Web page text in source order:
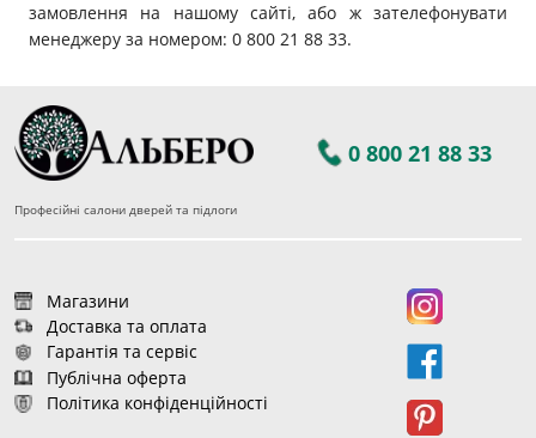
замовлення на нашому сайті, або ж зателефонувати
менеджеру за номером: 0 800 21 88 33.
0 800 21 88 33
Професійні салони дверей та підлоги
Магазини
Доставка та оплата
Гарантія та сервіс
Публічна оферта
Політика конфіденційності